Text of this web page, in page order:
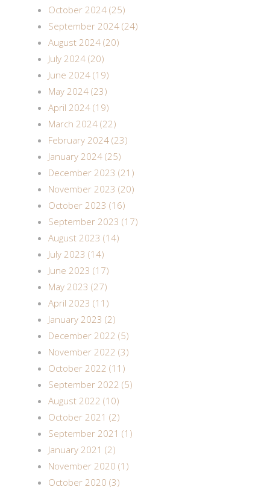
October 2024 (25)
September 2024 (24)
August 2024 (20)
July 2024 (20)
June 2024 (19)
May 2024 (23)
April 2024 (19)
March 2024 (22)
February 2024 (23)
January 2024 (25)
December 2023 (21)
November 2023 (20)
October 2023 (16)
September 2023 (17)
August 2023 (14)
July 2023 (14)
June 2023 (17)
May 2023 (27)
April 2023 (11)
January 2023 (2)
December 2022 (5)
November 2022 (3)
October 2022 (11)
September 2022 (5)
August 2022 (10)
October 2021 (2)
September 2021 (1)
January 2021 (2)
November 2020 (1)
October 2020 (3)